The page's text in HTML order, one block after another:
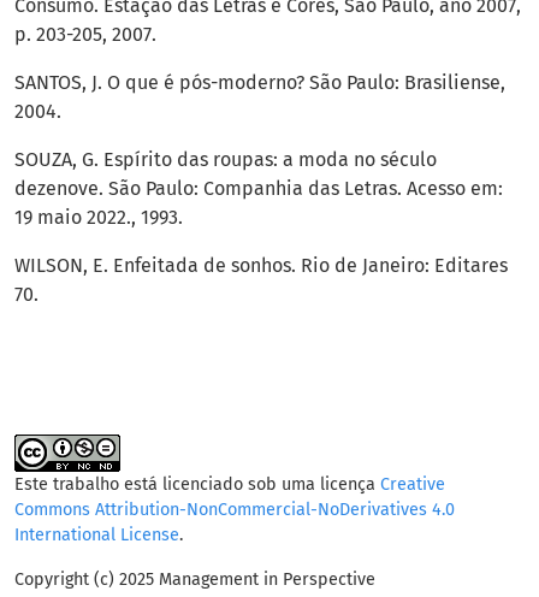
Consumo. Estação das Letras e Cores, São Paulo, ano 2007,
p. 203-205, 2007.
SANTOS, J. O que é pós-moderno? São Paulo: Brasiliense,
2004.
SOUZA, G. Espírito das roupas: a moda no século
dezenove. São Paulo: Companhia das Letras. Acesso em:
19 maio 2022., 1993.
WILSON, E. Enfeitada de sonhos. Rio de Janeiro: Editares
70.
Este trabalho está licenciado sob uma licença Creative
Commons Attribution-NonCommercial-NoDerivatives 4.0
International License.
Copyright (c) 2025 Management in Perspective